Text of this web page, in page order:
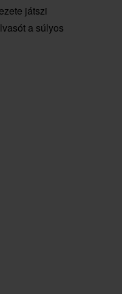
játszi
a súlyos